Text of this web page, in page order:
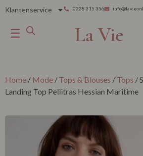
Klantenservice 0228 315 356
☰ La Vie
Home / Mode / Tops & Blouses / Tops /
Landing Top Pellitras Hessian Maritime